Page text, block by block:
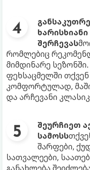
შერჩევას
რომლებიც
მიმდინარე
ფეხსაცმელში
კომფორტულად,
და არჩევანი
შეურჩიეთ
სამოსს
შარფები,
სათვალეები,